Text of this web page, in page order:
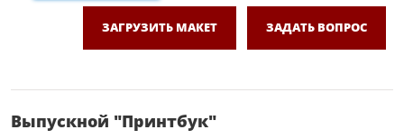
ЗАГРУЗИТЬ МАКЕТ ЗАДАТЬ ВОПРОС
Выпускной "Принтбук"